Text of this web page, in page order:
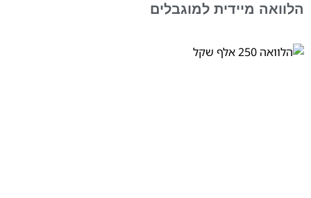
הלוואה מיידית למוגבלים